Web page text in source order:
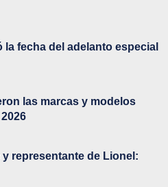
fecha del adelanto especial
las marcas y modelos
representante de Lionel: